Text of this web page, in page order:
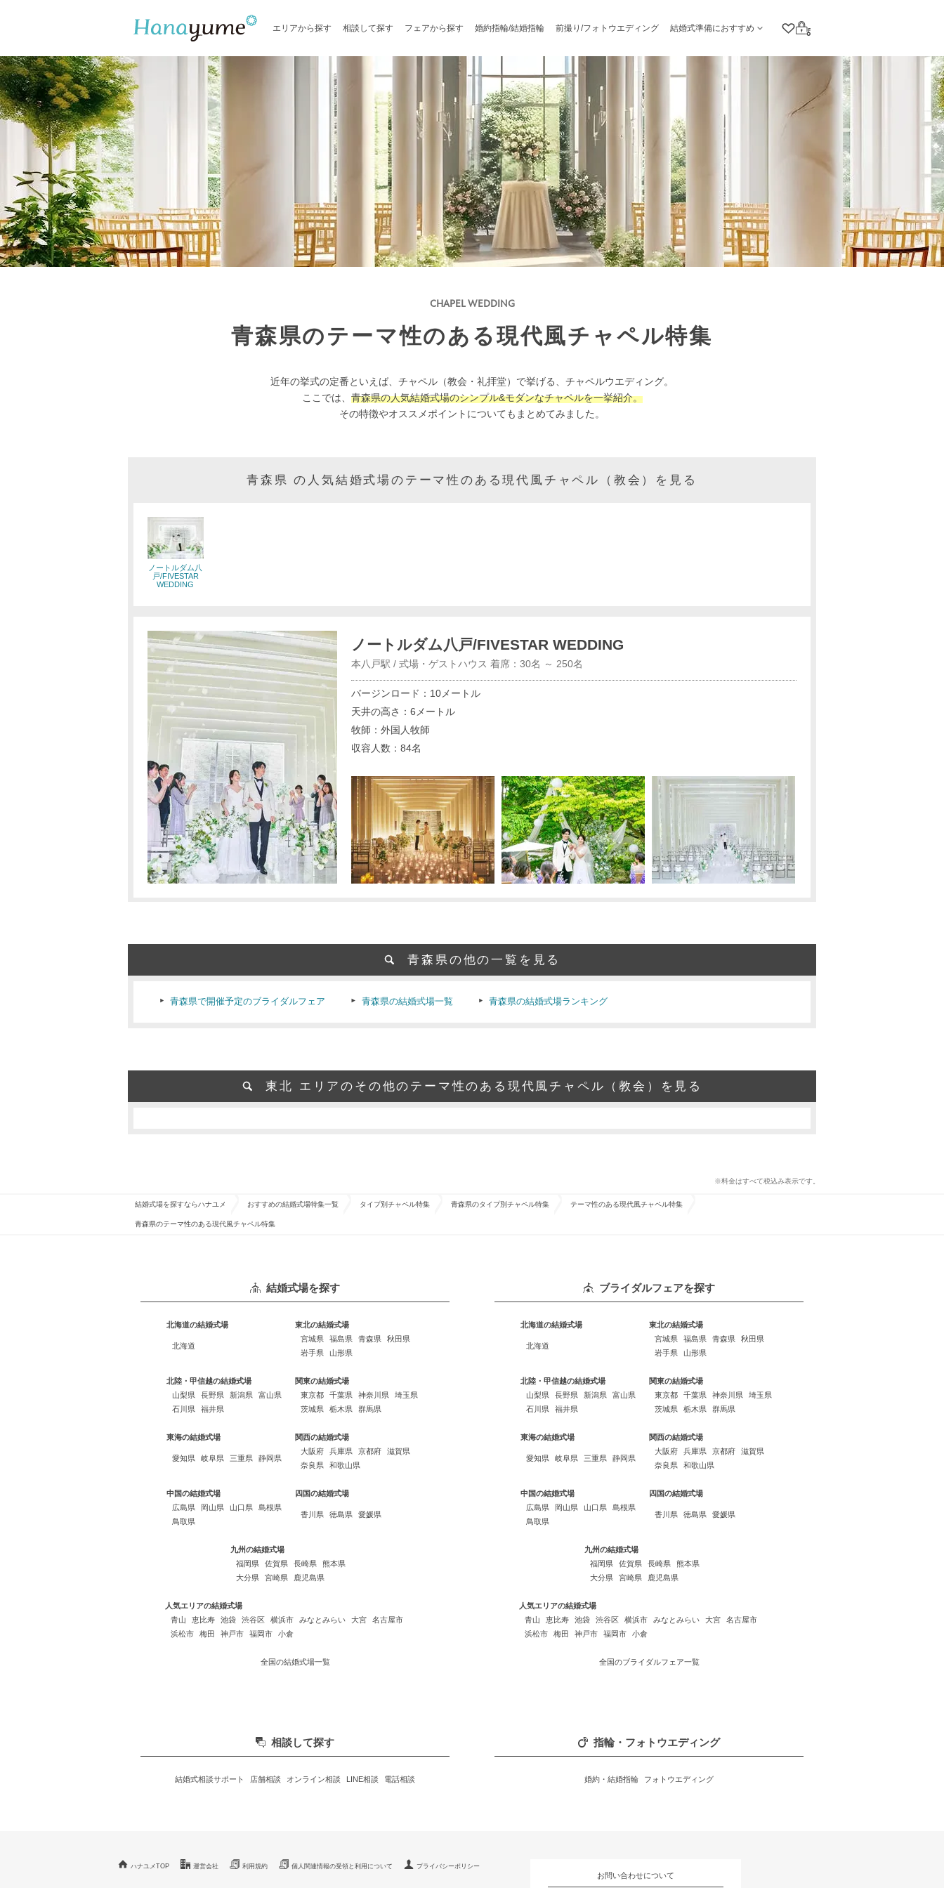
エリアから探す 相談して探す フェアから探す 婚約指輪/結婚指輪 前撮り/フォトウエディング 結婚式準備におすすめ
クリップリスト
ログイン
青森県のテーマ性のある現代風チャペル特集
近年の挙式の定番といえば、チャペル（教会・礼拝堂）で挙げる、チャペルウエディング。
ここでは、 青森県の人気結婚式場のシンプル&モダンなチャペルを一挙紹介。
その特徴やオススメポイントについてもまとめてみました。
青森県 の人気結婚式場のテーマ性のある現代風チャペル（教会）を見る
ノートルダム八
戸/FIVESTAR
WEDDING
ノートルダム八戸/FIVESTAR WEDDING
本八戸駅 / 式場・ゲストハウス 着席：30名 ～ 250名
バージンロード：10メートル
天井の高さ：6メートル
牧師：外国人牧師
収容人数：84名
青森県の他の一覧を見る
青森県で開催予定のブライダルフェア 青森県の結婚式場一覧 青森県の結婚式場ランキング
東北 エリアのその他のテーマ性のある現代風チャペル（教会）を見る
※料金はすべて税込み表示です。
結婚式場を探すならハナユメ おすすめの結婚式場特集一覧 タイプ別チャペル特集 青森県のタイプ別チャペル特集 テーマ性のある現代風チャペル特集
青森県のテーマ性のある現代風チャペル特集
結婚式場を探す
北海道の結婚式場
北海道
東北の結婚式場
宮城県
福島県 青森県
秋田県
岩手県
山形県
北陸・甲信越の結婚式場
山梨県
長野県 新潟県
富山県
石川県
福井県
関東の結婚式場
東京都
千葉県 神奈川県
埼玉県
茨城県
栃木県 群馬県
東海の結婚式場
愛知県 岐阜県 三重県 静岡県
関西の結婚式場
大阪府
兵庫県 京都府
滋賀県
奈良県
和歌山県
中国の結婚式場
広島県
岡山県 山口県
島根県
鳥取県
四国の結婚式場
香川県 徳島県 愛媛県
九州の結婚式場
福岡県
佐賀県 長崎県
熊本県
大分県
宮崎県 鹿児島県
人気エリアの結婚式場
青山
恵比寿 池袋 渋谷区 横浜市 みなとみらい 大宮
名古屋市
浜松市
梅田 神戸市 福岡市 小倉
全国の結婚式場一覧
ブライダルフェアを探す
北海道の結婚式場
北海道
東北の結婚式場
宮城県
福島県 青森県
秋田県
岩手県
山形県
北陸・甲信越の結婚式場
山梨県
長野県 新潟県
富山県
石川県
福井県
関東の結婚式場
東京都
千葉県 神奈川県
埼玉県
茨城県
栃木県 群馬県
東海の結婚式場
愛知県 岐阜県 三重県 静岡県
関西の結婚式場
大阪府
兵庫県 京都府
滋賀県
奈良県
和歌山県
中国の結婚式場
広島県
岡山県 山口県
島根県
鳥取県
四国の結婚式場
香川県 徳島県 愛媛県
九州の結婚式場
福岡県
佐賀県 長崎県
熊本県
大分県
宮崎県 鹿児島県
人気エリアの結婚式場
青山
恵比寿 池袋 渋谷区 横浜市 みなとみらい 大宮
名古屋市
浜松市
梅田 神戸市 福岡市 小倉
全国のブライダルフェア一覧
相談して探す
結婚式相談サポート 店舗相談 オンライン相談 LINE相談 電話相談
指輪・フォトウエディング
婚約・結婚指輪 フォトウエディング
ハナユメTOP 運営会社 利用規約 個人関連情報の受領と利用について プライバシーポリシー
お問い合わせについて